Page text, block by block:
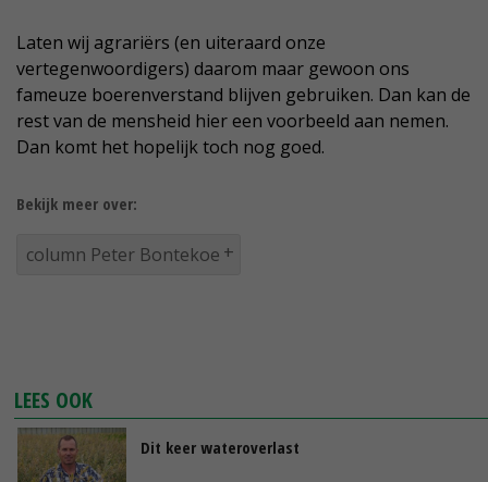
Laten wij agrariërs (en uiteraard onze
vertegenwoordigers) daarom maar gewoon ons
fameuze boerenverstand blijven gebruiken. Dan kan de
rest van de mensheid hier een voorbeeld aan nemen.
Dan komt het hopelijk toch nog goed.
Bekijk meer over:
column Peter Bontekoe
LEES OOK
Dit keer wateroverlast